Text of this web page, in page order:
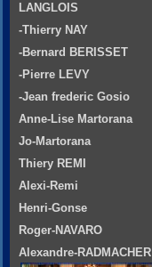
LANGLOIS
-Thierry NAY
-Bernard BERISSET
-Pierre LEVY
-Jean frederic Gosio
Anne-Lise Martorana
Jo-Martorana
Thiery REMI
Alexi-Remi
Henri-Gonse
Roger-NAVARO
Alexandre-RADMACHER